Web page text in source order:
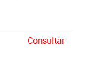
Consultar